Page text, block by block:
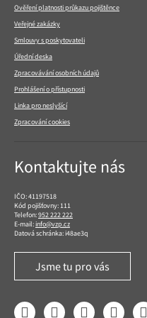
Ověření platnosti průkazu pojištěnce
Veřejné zakázky
Smlouvy s poskytovateli
Úřední deska
Zpracovávání osobních údajů
Prohlášení o přístupnosti
Linka pro neslyšící
Zpracování cookies
Kontaktujte nás
IČO: 41197518
Kód pojišťovny: 111
Telefon:952 222 222
E-mail:info@vzp.cz
Datová schránka: i48ae3q
Jsme tu pro vás
FacebookLinkedIn YouTube Instagram